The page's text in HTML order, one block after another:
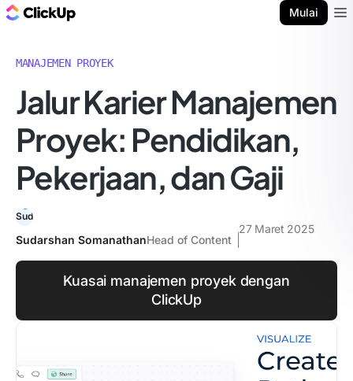
Mulai
MANAJEMEN PROYEK
Jalur Karier Manajemen
Proyek: Pendidikan,
Pekerjaan, dan Gaji
Sudarshan SomanathanHead of Content
27 Maret 2025
Kuasai manajemen proyek dengan
ClickUp